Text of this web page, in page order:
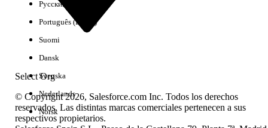
No hay resultados
Select Org
Русский
Português (Brasil)
Suomi
Dansk
Svenska
Nederlands
Norsk
© Copyright 2026, Salesforce.com Inc. Todos los derechos
reservados. Las distintas marcas comerciales pertenecen a sus
respectivos propietarios.